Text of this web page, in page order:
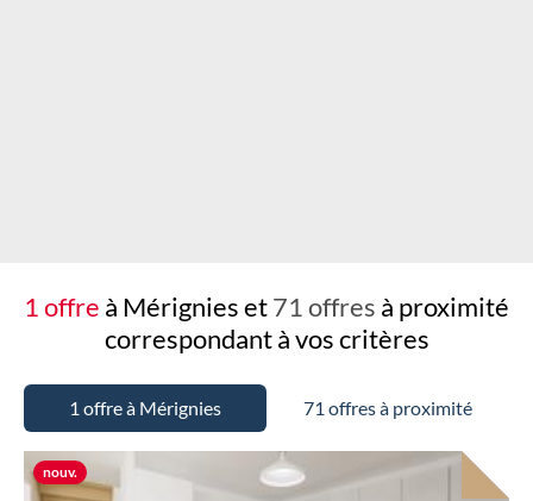
1 offre à Mérignies et71 offres à proximité
correspondant à vos critères
1 offre à Mérignies 71 offres à proximité
nouv.Nouvelle offre